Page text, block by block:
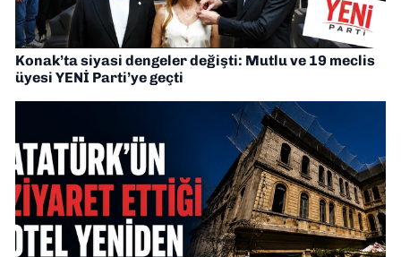
Konak’ta siyasi dengeler değişti: Mutlu ve 19 meclis
üyesi YENİ Parti’ye geçti